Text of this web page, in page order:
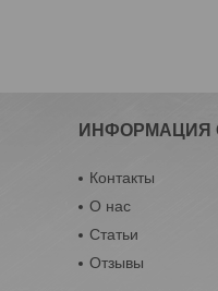
ИНФОРМАЦИЯ
Контакты
О нас
Статьи
Отзывы